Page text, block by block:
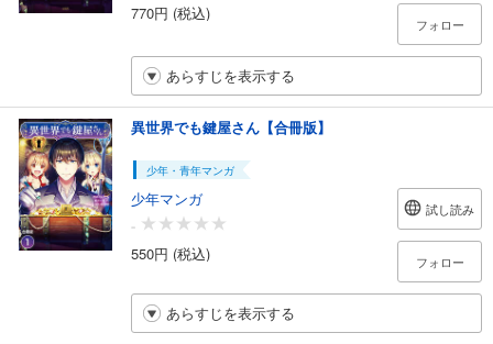
770円 (税込)
フォロー
あらすじを表示する
異世界でも鍵屋さん【合冊版】
少年・青年マンガ
少年マンガ
-
550円 (税込)
試し読み
フォロー
あらすじを表示する